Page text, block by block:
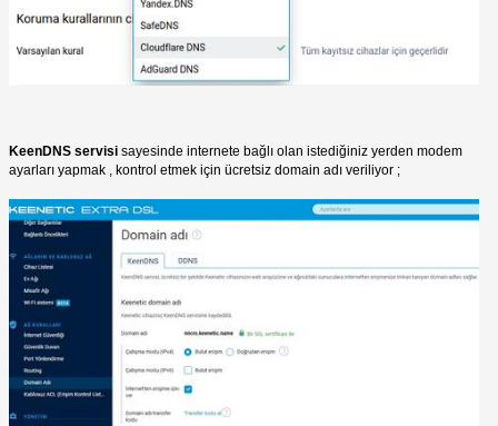
KeenDNS servisi sayesinde internete bağlı olan istediğiniz yerden modem
ayarları yapmak , kontrol etmek için ücretsiz domain adı veriliyor ;